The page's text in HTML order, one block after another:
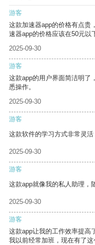
游客
这款加速器app的价格有点贵
速器app的价格应该在50元以
2025-09-30
游客
这款app的用户界面简洁明了
悉操作。
2025-09-30
游客
这款软件的学习方式非常灵活
2025-09-30
游客
这款app就像我的私人助理，
2025-09-30
游客
这款app让我的工作效率提高
我以前经常加班，现在有了